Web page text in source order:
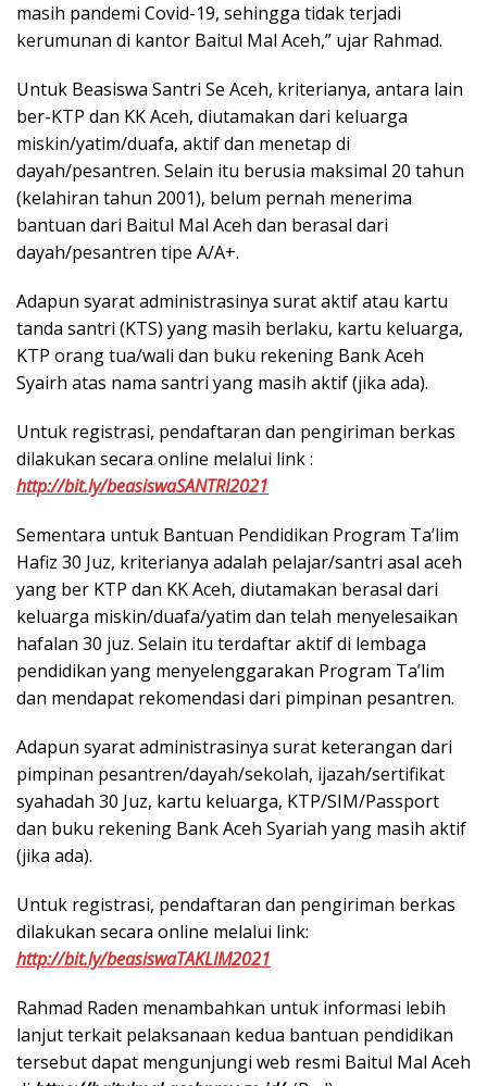
masih pandemi Covid-19, sehingga tidak terjadi
kerumunan di kantor Baitul Mal Aceh,” ujar Rahmad.
Untuk Beasiswa Santri Se Aceh, kriterianya, antara lain
ber-KTP dan KK Aceh, diutamakan dari keluarga
miskin/yatim/duafa, aktif dan menetap di
dayah/pesantren. Selain itu berusia maksimal 20 tahun
(kelahiran tahun 2001), belum pernah menerima
bantuan dari Baitul Mal Aceh dan berasal dari
dayah/pesantren tipe A/A+.
Adapun syarat administrasinya surat aktif atau kartu
tanda santri (KTS) yang masih berlaku, kartu keluarga,
KTP orang tua/wali dan buku rekening Bank Aceh
Syairh atas nama santri yang masih aktif (jika ada).
Untuk registrasi, pendaftaran dan pengiriman berkas
dilakukan secara online melalui link :
http://bit.ly/beasiswaSANTRI2021
Sementara untuk Bantuan Pendidikan Program Ta’lim
Hafiz 30 Juz, kriterianya adalah pelajar/santri asal aceh
yang ber KTP dan KK Aceh, diutamakan berasal dari
keluarga miskin/duafa/yatim dan telah menyelesaikan
hafalan 30 juz. Selain itu terdaftar aktif di lembaga
pendidikan yang menyelenggarakan Program Ta’lim
dan mendapat rekomendasi dari pimpinan pesantren.
Adapun syarat administrasinya surat keterangan dari
pimpinan pesantren/dayah/sekolah, ijazah/sertifikat
syahadah 30 Juz, kartu keluarga, KTP/SIM/Passport
dan buku rekening Bank Aceh Syariah yang masih aktif
(jika ada).
Untuk registrasi, pendaftaran dan pengiriman berkas
dilakukan secara online melalui link:
http://bit.ly/beasiswaTAKLIM2021
Rahmad Raden menambahkan untuk informasi lebih
lanjut terkait pelaksanaan kedua bantuan pendidikan
tersebut dapat mengunjungi web resmi Baitul Mal Aceh